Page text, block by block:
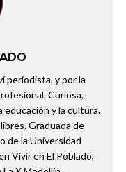
periodista, y por la
Curiosa,
educación y la cultura.
Graduada de
de la Universidad
Vivir en El Poblado,